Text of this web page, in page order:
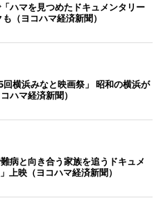
ハマを見つめたドキュメンタリー
（ヨコハマ経済新聞）
横浜みなと映画祭」 昭和の横浜が
ハマ経済新聞）
病と向き合う家族を追うドキュメ
上映（ヨコハマ経済新聞）